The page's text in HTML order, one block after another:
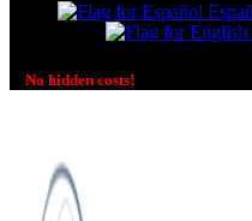
No hidden costs!